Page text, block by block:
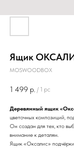
Ящик
MOSWOODBOX
1 499 р. / 1 pc
Деревянный ящик
цветочных композиций,
Он создан для тех, кто
внимание к деталям.
Ящик «Оксалис»